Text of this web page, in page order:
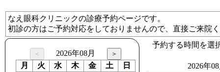
なえ眼科クリニックの診療予約ページです。
初診の方はご予約対応をしておりませんので、直接ご来院
2026年08月
月
火 水 木 金 土
日
予約する時間を選
2026年